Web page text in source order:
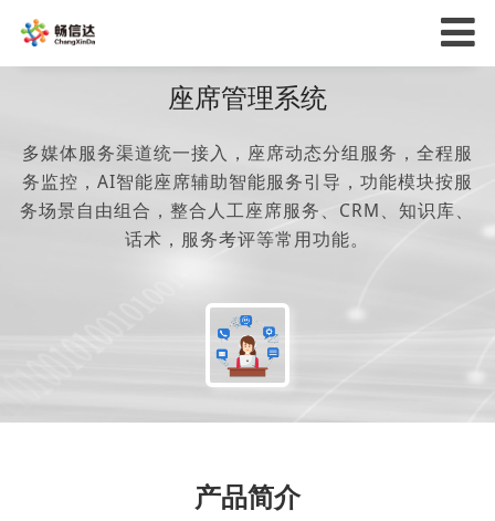
座席管理系统
多媒体服务渠道统一接入，座席动态分组服务，全程服
务监控，AI智能座席辅助智能服务引导，功能模块按服
务场景自由组合，整合人工座席服务、CRM、知识库、
话术，服务考评等常用功能。
产品简介